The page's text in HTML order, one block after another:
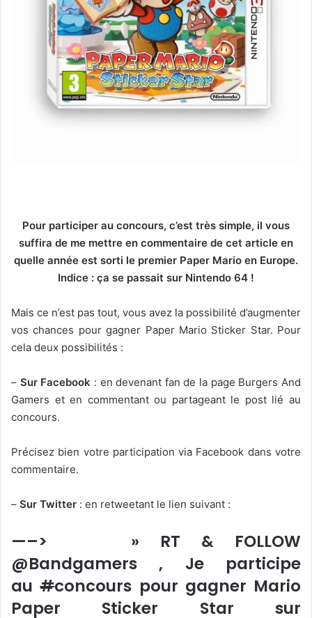
Pour participer au concours, c’est très simple, il vous
suffira de me mettre en commentaire de cet article en
quelle année est sorti le premier Paper Mario en Europe.
Indice : ça se passait sur Nintendo 64 !
Mais ce n’est pas tout, vous avez la possibilité d’augmenter
vos chances pour gagner Paper Mario Sticker Star. Pour
cela deux possibilités :
– Sur Facebook : en devenant fan de la page Burgers And
Gamers et en commentant ou partageant le post lié au
concours.
Précisez bien votre participation via Facebook dans votre
commentaire.
– Sur Twitter : en retweetant le lien suivant :
—–> » RT & FOLLOW
@Bandgamers , Je participe
au#concours pour gagner Mario
Paper Sticker Star sur